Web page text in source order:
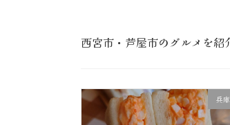
西宮市・芦屋市のグルメを紹
兵